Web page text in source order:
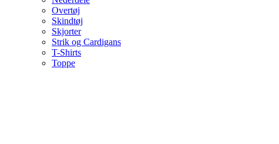
Overtøj
Skindtøj
Skjorter
Strik og Cardigans
T-Shirts
Toppe